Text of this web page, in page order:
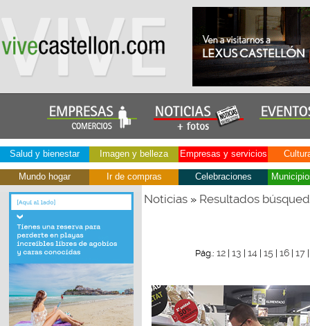
Salud y bienestar Imagen y belleza Empresas y servicios
Mundo hogar Ir de compras Celebraciones
Noticias» Resultados
Pág.: 12| 13 14| 15| 16| 17